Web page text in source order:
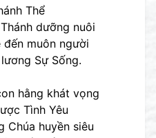
Thể
dưỡng nuôi
đến muôn người
Sự Sống.
hằng khát vọng
Tình Yêu
Chúa huyền siêu